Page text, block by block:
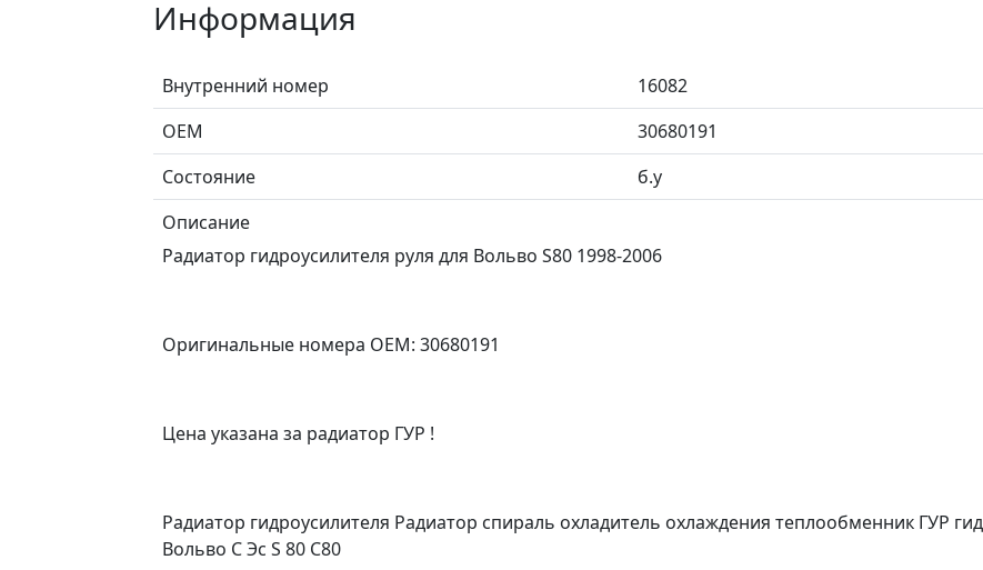
Информация
Внутренний номер
16082
ОЕМ
30680191
Состояние
б.у
Описание
Радиатор гидроусилителя руля для Вольво S80 1998-2006
Оригинальные номера OEM: 30680191
Цена указана за радиатор ГУР !
Радиатор гидроусилителя Радиатор спираль охладитель охлаждения теплообменник ГУР
Вольво С Эс S 80 С80